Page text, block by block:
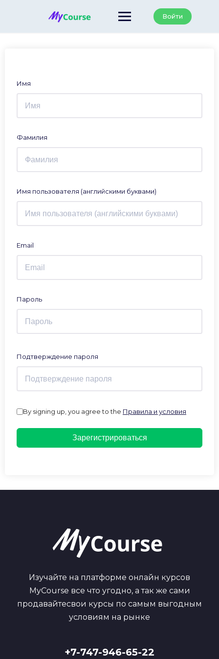
Войти
Имя
Фамилия
Имя пользователя (английскими буквами)
Email
Пароль
Подтверждение пароля
By signing up, you agree to the Правила и условия
Зарегистрироваться
Изучайте на платформе онлайн курсов
MyCourse все что угодно, а так же сами
продавайтесвои курсы по самым выгодным
условиям на рынке
+7-747-946-65-22